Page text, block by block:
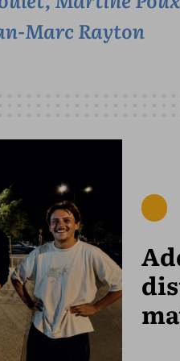
Marc Rayton